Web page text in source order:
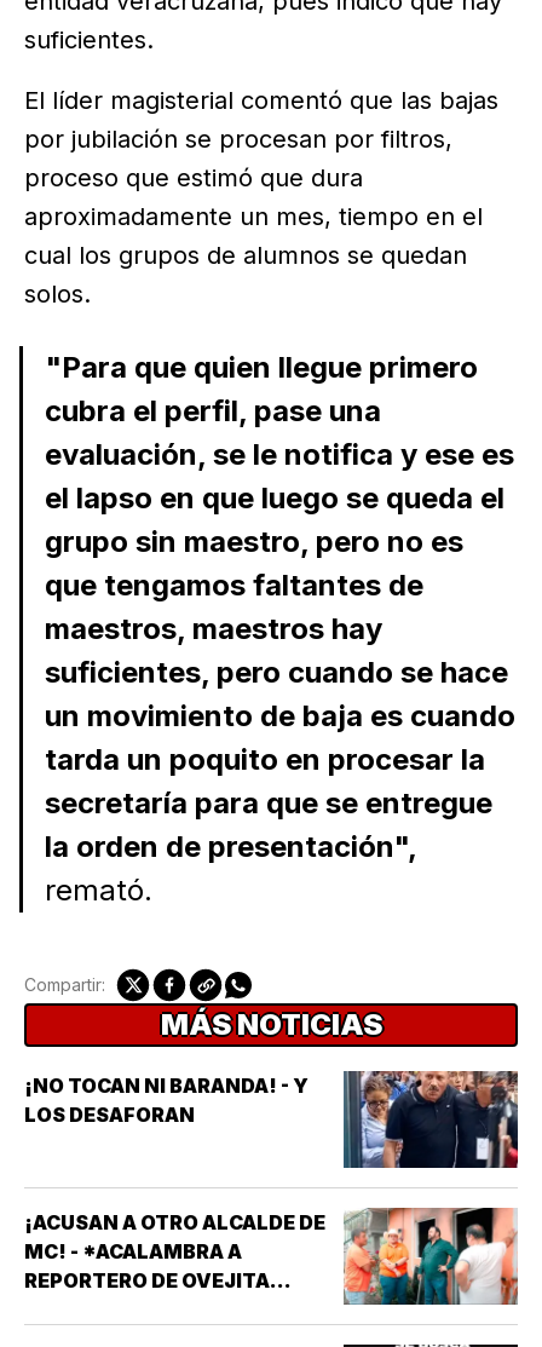
suficientes.
El líder magisterial comentó que las bajas
por jubilación se procesan por filtros,
proceso que estimó que dura
aproximadamente un mes, tiempo en el
cual los grupos de alumnos se quedan
solos.
"Para que quien llegue primero
cubra el perfil, pase una
evaluación, se le notifica y ese es
el lapso en que luego se queda el
grupo sin maestro, pero no es
que tengamos faltantes de
maestros, maestros hay
suficientes, pero cuando se hace
un movimiento de baja es cuando
tarda un poquito en procesar la
secretaría para que se entregue
la orden de presentación",
remató.
Compartir:
MÁS NOTICIAS
¡NO TOCAN NI BARANDA! - Y
LOS DESAFORAN
¡ACUSAN A OTRO ALCALDE DE
MC! - *ACALAMBRA A
REPORTERO DE OVEJITA